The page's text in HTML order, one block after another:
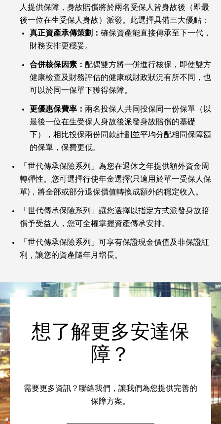
人提供保障，身故賠償將於兩名受保人皆身故後（即最
後一位在生受保人身故）派發。此選擇具備三大優點：
真正資產承傳策劃： 確保資產能直接傳承至下一代，
財務安排更穩妥。
合併核保因素： 配偶雙方將一併進行核保，即使雙方
健康檢查及財務評估的健康或財政狀況有所不同，也
可以於同一保單下獲得保障。
更優惠保費率： 兩名投保人共同投保同一份保單（以
最後一位在生受保人身故後派發身故賠償的基礎
下），相比投保兩份同款計劃並平均分配相同保障額
的保單，保費更低。
「世代傳承保險系列」為您在退休之年提供額外資金周
轉彈性。您可選擇行使年金選擇(只適用於單一受保人保
單)，將全部或部分退保價值轉換成額外的穩定收入。
「世代傳承保險系列」讓您選擇以指定方式派發身故賠
償予受益人，您可全權掌握資產傳承安排。
「世代傳承保險系列」可享有保證現金價值及非保證紅
利，讓您的資產隨年月增長。
想了解更多安達保
障？
需要更多資訊？聯絡我們，讓我們為您提供完善的
保障方案。